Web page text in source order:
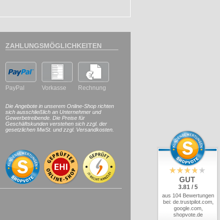
ZAHLUNGSMÖGLICHKEITEN
PayPal Vorkasse Rechnung
Die Angebote in unserem Online-Shop richten
sich ausschließlich an Unternehmer und
Gewerbetreibende. Die Preise für
Geschäftskunden verstehen sich zzgl. der
gesetzlichen MwSt. und zzgl. Versandkosten.
GUT
3.81 / 5
aus 104 Bewertungen
bei: de.trustpilot.com,
google.com,
shopvote.de